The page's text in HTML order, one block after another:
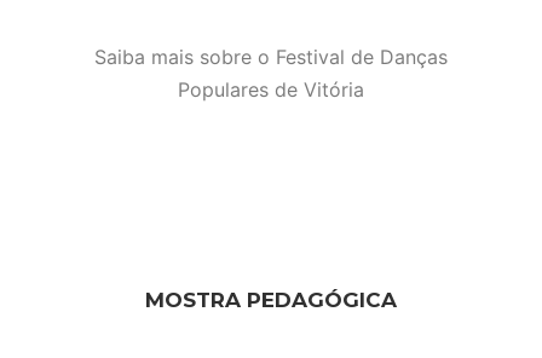
Saiba mais sobre o Festival de Danças
Populares de Vitória
MOSTRA PEDAGÓGICA